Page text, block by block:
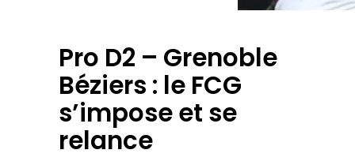
Pro D2 – Grenoble
Béziers : le FCG
s’impose et se
relance